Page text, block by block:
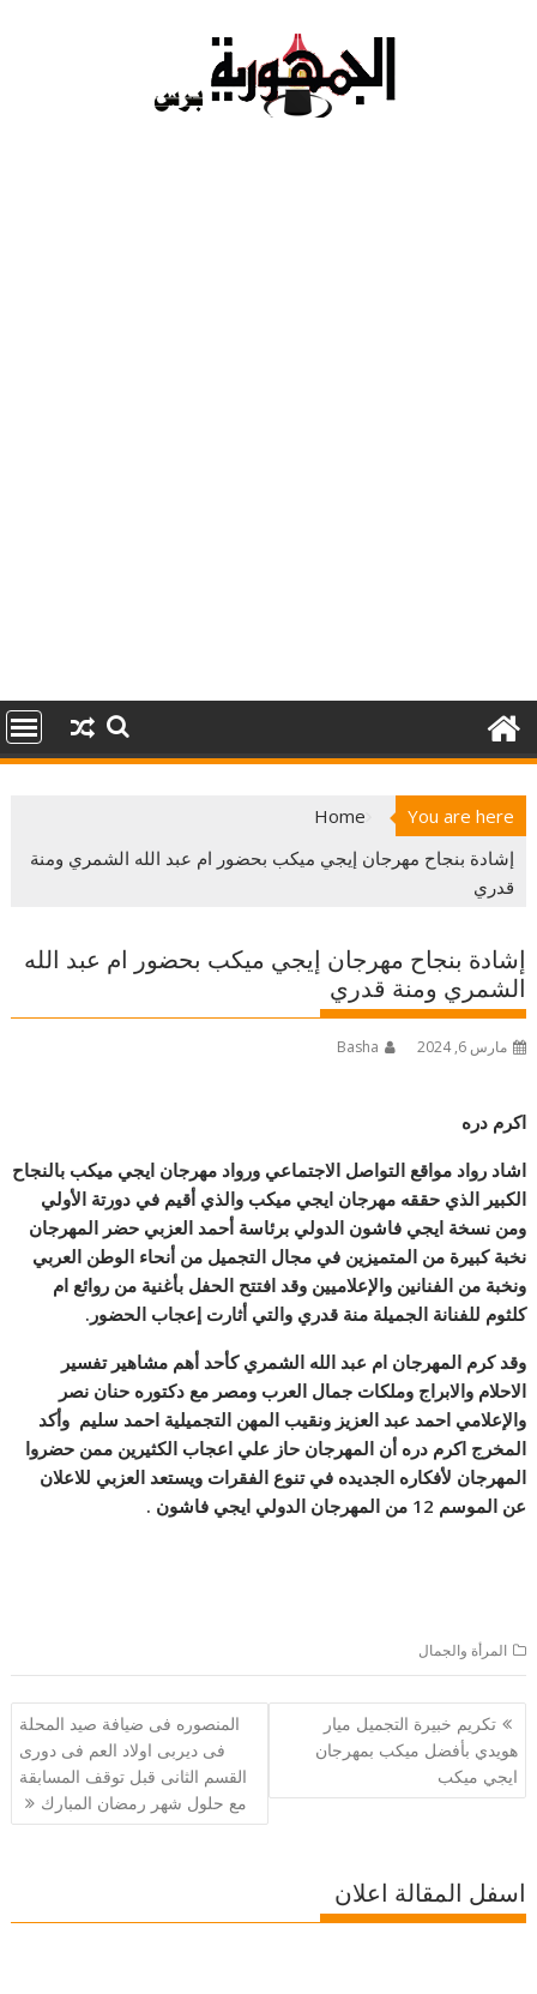
You are here
Home
إشادة بنجاح مهرجان إيجي ميكب بحضور ام عبد الله الشمري ومنة
قدري
إشادة بنجاح مهرجان إيجي ميكب بحضور ام عبد الله
الشمري ومنة قدري
مارس 6, 2024 Basha
اكرم دره
اشاد رواد مواقع التواصل الاجتماعي ورواد مهرجان ايجي ميكب بالنجاح
الكبير الذي حققه مهرجان ايجي ميكب والذي أقيم في دورتة الأولي
ومن نسخة ايجي فاشون الدولي برئاسة أحمد العزبي حضر المهرجان
نخبة كبيرة من المتميزين في مجال التجميل من أنحاء الوطن العربي
ونخبة من الفنانين والإعلاميين وقد افتتح الحفل بأغنية من روائع ام
كلثوم للفنانة الجميلة منة قدري والتي أثارت إعجاب الحضور.
وقد كرم المهرجان ام عبد الله الشمري كأحد أهم مشاهير تفسير
الاحلام والابراج وملكات جمال العرب ومصر مع دكتوره حنان نصر
والإعلامي احمد عبد العزيز ونقيب المهن التجميلية احمد سليم وأكد
المخرج اكرم دره أن المهرجان حاز علي اعجاب الكثيرين ممن حضروا
المهرجان لأفكاره الجديده في تنوع الفقرات ويستعد العزبي للاعلان
عن الموسم 12 من المهرجان الدولي ايجي فاشون .
المرأة والجمال
تصفّح
المقالات
تكريم خبيرة التجميل ميار
هويدي بأفضل ميكب بمهرجان
ايجي ميكب
المنصوره فى ضيافة صيد المحلة
فى ديربى اولاد العم فى دورى
القسم الثانى قبل توقف المسابقة
مع حلول شهر رمضان المبارك
اسفل المقالة اعلان